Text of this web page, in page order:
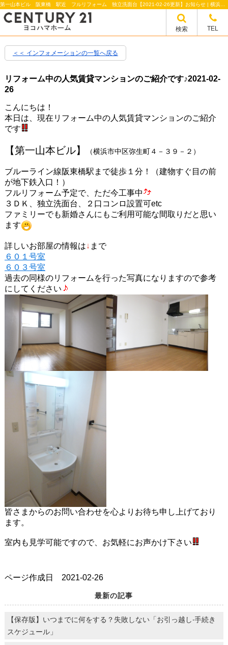
検索 TEL
＜＜ インフォメーションの一覧へ戻る
リフォーム中の人気賃貸マンションのご紹介です♪2021-02-
26
こんにちは！
本日は、現在リフォーム中の人気賃貸マンションのご紹介
です
【第一山本ビル】 （横浜市中区弥生町４－３９－２）
ブルーライン線阪東橋駅まで徒歩１分！（建物すぐ目の前
が地下鉄入口！）
フルリフォーム予定で、ただ今工事中
３ＤＫ、独立洗面台、２口コンロ設置可etc
ファミリーでも新婚さんにもご利用可能な間取りだと思い
ます
詳しいお部屋の情報は↓ まで
６０１号室
６０３号室
過去の同様のリフォームを行った写真になりますので参考
にしてください
皆さまからのお問い合わせを心よりお待ち申し上げており
ます。
室内も見学可能ですので、お気軽にお声かけ下さい
ページ作成日 2021-02-26
最新の記事
【保存版】いつまでに何をする？失敗しない「お引っ越し‧⼿続き
スケジュール」